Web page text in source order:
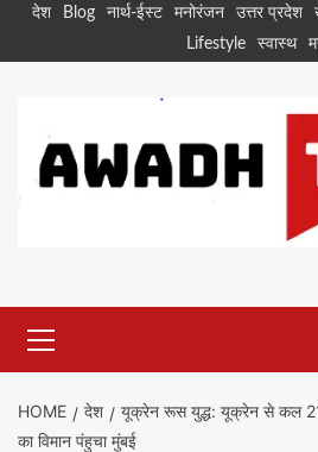
Skipदेश Blog नार्थ-ईस्ट मनोरंजन उत्तर प्रदेश
Lifestyle
स्वास्थ
Menu
HOME देश
यूक्रेन रूस युद्ध: यूक्रेन से कल
का विमान पंहुचा मुंबई